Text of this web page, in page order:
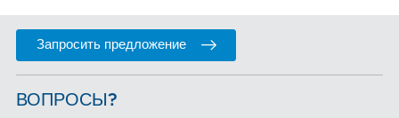
Запросить предложение
ВОПРОСЫ?